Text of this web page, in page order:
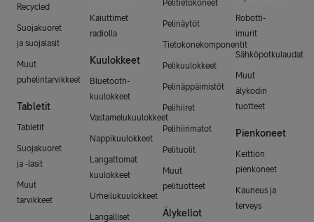
Recycled
Suojakuoret
ja suojalasit
Muut
puhelintarvikkeet
Tabletit
Tabletit
Suojakuoret
ja -lasit
Muut
tarvikkeet
Kaiuttimet
radiolla
Kuulokkeet
Bluetooth-
kuulokkeet
Vastamelukuulokkeet
Nappikuulokkeet
Langattomat
kuulokkeet
Urheilukuulokkeet
Langalliset
Pelitietokoneet
Pelinäytöt
Tietokonekomponentit
Pelikuulokkeet
Pelinäppäimistöt
Pelihiiret
Pelihiirimatot
Pelituolit
Muut
pelituotteet
Älykellot
Robotti-
imurit
Sähköpotkulaudat
Muut
älykodin
tuotteet
Pienkoneet
Keittiön
pienkoneet
Kauneus ja
terveys